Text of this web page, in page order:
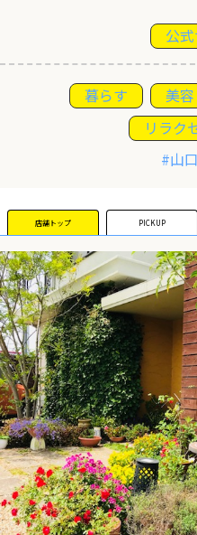
運営団体
新規登録の事業者の皆様
すでにご登録済み事業者の
イベント情報の掲載はこちら
公
暮らす 美
リラク
#山
店舗トップ PICKUP